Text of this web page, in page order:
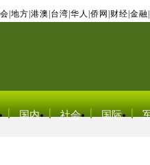
地方 港澳 台湾 华人 侨网 财经 金融
国内 社会 国际